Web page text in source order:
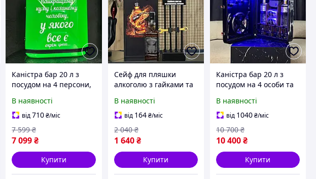
Каністра бар 20 л з
посудом на 4 персони,
колонкою - найкращий
подарунок тату, шефу,
куму
В наявності
від710₴/міс
7 099₴
7 599 ₴
Купити
Сейф для пляшки
алкоголю з гайками та
подарунок чоловікові,
куму, другові, брату,
клітину для алкоголю
В наявності
від 164 ₴/міс
1 640 ₴
2 040 ₴
Купити
Каністра бар 20 л з
посудом на 4 особи та
оригінальний
подарунок чоловіку,
куму
В наявності
від 1040₴/міс
10 400₴
10 700 ₴
Купити